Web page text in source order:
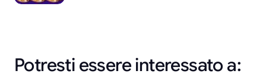
Potresti essere interessato a: